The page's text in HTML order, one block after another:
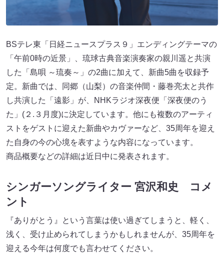
BSテレ東「日経ニュースプラス９」エンディングテーマの
「午前0時の近景」、琉球古典音楽演奏家の親川遥と共演
した「島唄 ～琉奏～」の2曲に加えて、新曲5曲を収録予
定。新曲では、同郷（山梨）の音楽仲間・藤巻亮太と共作
し共演した「遠影」が、NHKラジオ深夜便「深夜便のう
た」(２.３月度)に決定しています。他にも複数のアーティ
ストをゲストに迎えた新曲やカヴァーなど、35周年を迎え
た自身の今の心境を表すような内容になっています。
商品概要などの詳細は近日中に発表されます。
シンガーソングライター 宮沢和史 コメ
ント
『ありがとう』という言葉は使い過ぎてしまうと、軽く、
浅く、受け止められてしまうかもしれませんが、35周年を
迎える今年は何度でも言わせてください。